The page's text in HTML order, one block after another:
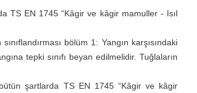
TS EN 1745 “Kâgir ve kâgir mamuller - Isıl
bölüm 1: Yangın karşısındaki
tepki sınıfı beyan edilmelidir. Tuğlaların
şartlarda TS EN 1745 “Kâgir ve kâgir